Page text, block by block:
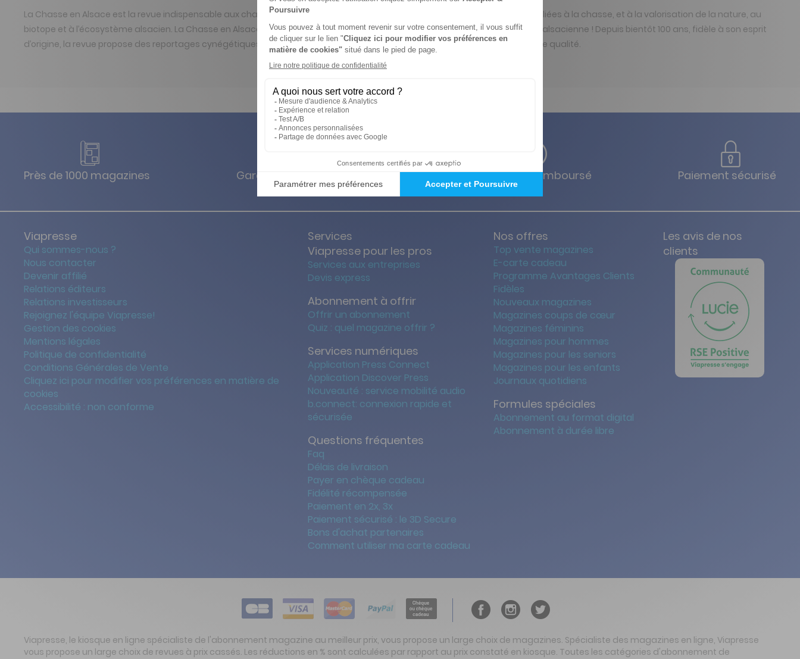
La Chasse en Alsace est la revue indispensable aux chasseurs alsaciens. Tous les 2 mois, la revue aborde des thématiques liées à la chasse, et à la valorisation de la nature, au
biotope et à l’écosystème alsacien. La Chasse en Alsace est dédiée aux amoureux de la nature, de la culture et de la faune alsacienne ! Depuis bientôt 100 ans, fidèle à son esprit
d’origine, la revue propose des reportages cynégétiques, rédigés par des experts reconnus, agrémentés de photos de haute qualité.
Près de 1000 magazines Garanties des prix les + bas Satisfait ou remboursé Paiement sécurisé
Viapresse
Qui sommes-nous ?
Nous contacter
Devenir affilié
Relations éditeurs
Relations investisseurs
Rejoignez l'équipe Viapresse!
Gestion des cookies
Mentions légales
Politique de confidentialité
Conditions Générales de Vente
Cliquez ici pour modifier vos préférences en matière de
cookies
Accessibilité : non conforme
Services
Viapresse pour les pros
Services aux entreprises
Devis express
Abonnement à offrir
Offrir un abonnement
Quiz : quel magazine offrir ?
Services numériques
Application Press Connect
Application Discover Press
Nouveauté : service mobilité audio
b.connect: connexion rapide et
sécurisée
Questions fréquentes
Faq
Délais de livraison
Payer en chèque cadeau
Fidélité récompensée
Paiement en 2x, 3x
Paiement sécurisé : le 3D Secure
Bons d'achat partenaires
Comment utiliser ma carte cadeau
Nos offres
Top vente magazines
E-carte cadeau
Programme Avantages Clients
Fidèles
Nouveaux magazines
Magazines coups de cœur
Magazines féminins
Magazines pour hommes
Magazines pour les seniors
Magazines pour les enfants
Journaux quotidiens
Formules spéciales
Abonnement au format digital
Abonnement à durée libre
Les avis de nos
clients
Viapresse, le kiosque en ligne spécialiste de l'abonnement magazine au meilleur prix, vous propose un large choix de magazines. Spécialiste des magazines en ligne, Viapresse
vous propose un large choix de revues à prix cassés. Les réductions en % sont calculées par rapport au prix constaté en kiosque. Toutes les catégories d'abonnement de